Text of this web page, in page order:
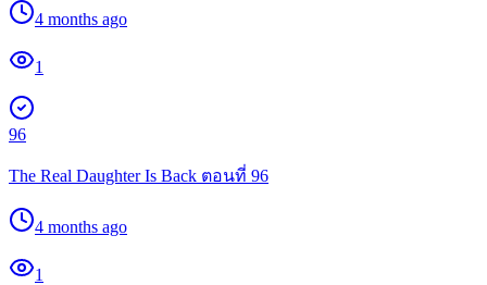
4 months ago
1
96
The Real Daughter Is Back ตอนที่ 96
4 months ago
1